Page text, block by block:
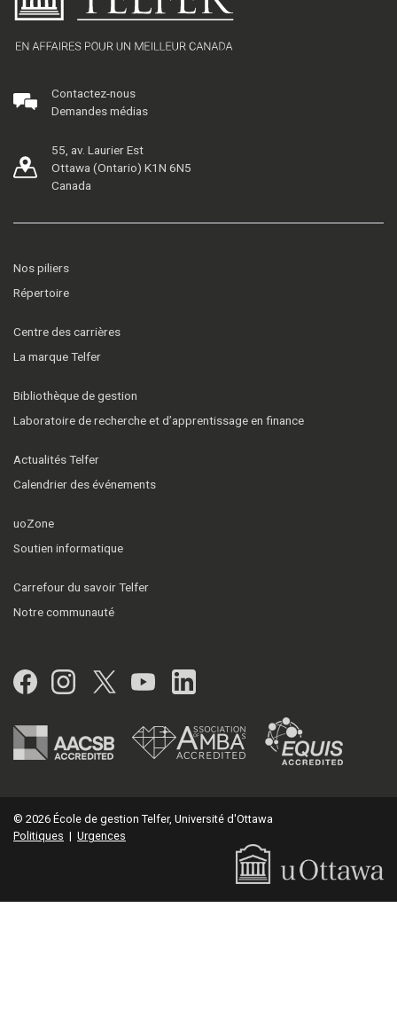
Contactez-nous
Demandes médias
55, av. Laurier Est
Ottawa (Ontario) K1N 6N5
Canada
Nos piliers
Répertoire
Centre des carrières
La marque Telfer
Bibliothèque de gestion
Laboratoire de recherche et d’apprentissage en finance
Actualités Telfer
Calendrier des événements
uoZone
Soutien informatique
Carrefour du savoir Telfer
Notre communauté
Facebook
Instagram
Twitter
YouTubeLinkedIn
© 2026 École de gestion Telfer, Université d'Ottawa
Politiques | Urgences